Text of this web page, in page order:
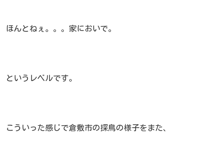
ほんとねぇ。。。家においで。
というレベルです。
こういった感じで倉敷市の探鳥の様子をまた、